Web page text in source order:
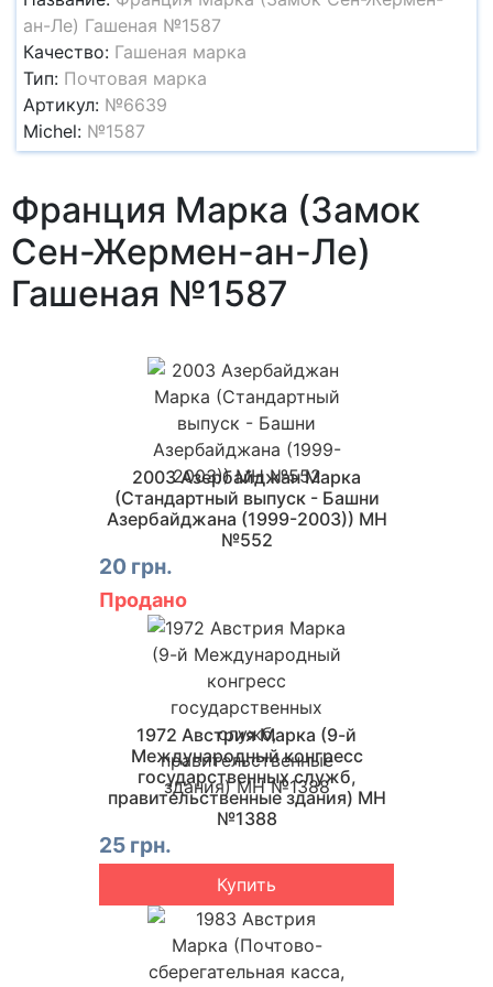
ан-Ле) Гашеная №1587
Качество: Гашеная марка
Тип: Почтовая марка
Артикул: №6639
Michel: №1587
Франция Марка (Замок
Сен-Жермен-ан-Ле)
Гашеная №1587
2003 Азербайджан Марка
(Стандартный выпуск - Башни
Азербайджана (1999-2003)) MH
№552
20 грн.
Продано
1972 Австрия Марка (9-й
Международный конгресс
государственных служб,
правительственные здания) MH
№1388
25 грн.
Купить